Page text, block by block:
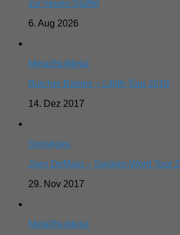
zur neuen Staffel
6. Aug 2026
Metal/NuMetal
Butcher Babies – Lillith Tour 2018
14. Dez 2017
Sonstiges
Joey DeMaio – Spoken-Word Tour
29. Nov 2017
Metal/NuMetal